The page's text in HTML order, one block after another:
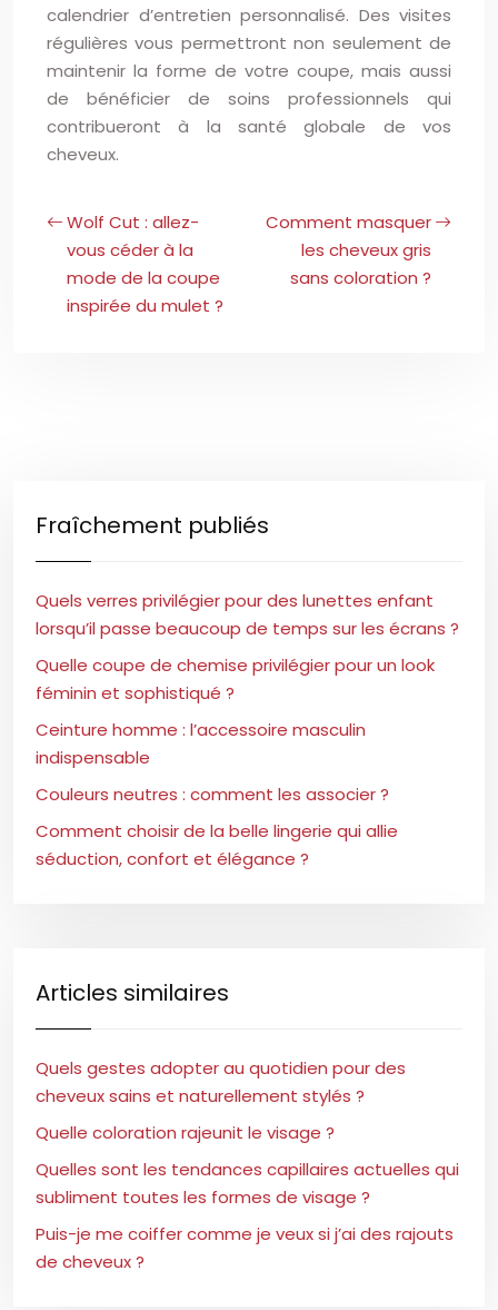
calendrier d’entretien personnalisé. Des visites
régulières vous permettront non seulement de
maintenir la forme de votre coupe, mais aussi
de bénéficier de soins professionnels qui
contribueront à la santé globale de vos
cheveux.
Wolf Cut : allez-
vous céder à la
mode de la coupe
inspirée du mulet ?
Comment masquer
les cheveux gris
sans coloration ?
Fraîchement publiés
Quels verres privilégier pour des lunettes enfant
lorsqu’il passe beaucoup de temps sur les écrans ?
Quelle coupe de chemise privilégier pour un look
féminin et sophistiqué ?
Ceinture homme : l’accessoire masculin
indispensable
Couleurs neutres : comment les associer ?
Comment choisir de la belle lingerie qui allie
séduction, confort et élégance ?
Articles similaires
Quels gestes adopter au quotidien pour des
cheveux sains et naturellement stylés ?
Quelle coloration rajeunit le visage ?
Quelles sont les tendances capillaires actuelles qui
subliment toutes les formes de visage ?
Puis-je me coiffer comme je veux si j’ai des rajouts
de cheveux ?